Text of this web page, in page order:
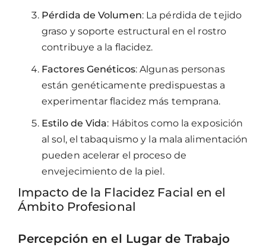
Pérdida de Volumen: La pérdida de tejido
graso y soporte estructural en el rostro
contribuye a la flacidez.
Factores Genéticos: Algunas personas
están genéticamente predispuestas a
experimentar flacidez más temprana.
Estilo de Vida: Hábitos como la exposición
al sol, el tabaquismo y la mala alimentación
pueden acelerar el proceso de
envejecimiento de la piel.
Impacto de la Flacidez Facial en el
Ámbito Profesional
Percepción en el Lugar de Trabajo